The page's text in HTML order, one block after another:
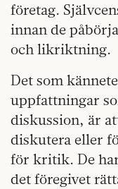
företag.
innan de
och likriktning.
Det som
uppfattningar
diskussion, är
diskutera eller
för kritik. De
det föregivet